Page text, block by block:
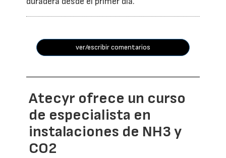
ver/escribir comentarios
Atecyr ofrece un curso
de especialista en
instalaciones de NH3 y
CO2